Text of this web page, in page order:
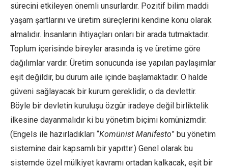
sürecini etkileyen önemli unsurlardır. Pozitif bilim maddi
yaşam şartlarını ve üretim süreçlerini kendine konu olarak
almalıdır. İnsanların ihtiyaçları onları bir arada tutmaktadır.
Toplum içerisinde bireyler arasında iş ve üretime göre
dağılımlar vardır. Üretim sonucunda ise yapılan paylaşımlar
eşit değildir, bu durum aile içinde başlamaktadır. O halde
güveni sağlayacak bir kurum gereklidir, o da devlettir.
Böyle bir devletin kuruluşu özgür iradeye değil birliktelik
ilkesine dayanmalıdır ki bu yönetim biçimi komünizmdir.
(Engels ile hazırladıkları “Komünist Manifesto” bu yönetim
sistemine dair kapsamlı bir yapıttır.) Genel olarak bu
sistemde özel mülkiyet kavramı ortadan kalkacak, eşit bir